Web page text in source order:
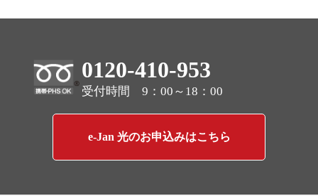
0120-410-953
受付時間 9：00～18：00
e-Jan 光のお申込みはこちら